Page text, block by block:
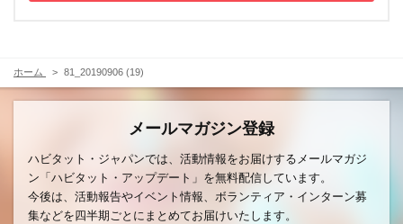
ホーム 81_20190906 (19)
メールマガジン登録
ハビタット・ジャパンでは、活動情報をお届けするメールマガジ
ン「ハビタット・アップデート」を無料配信しています。
今後は、活動報告やイベント情報、ボランティア・インターン募
集などを四半期ごとにまとめてお届けいたします。